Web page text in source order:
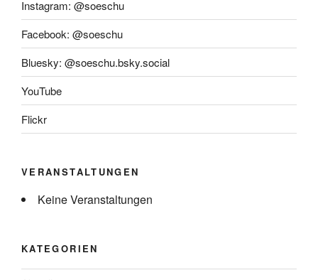
Instagram: @soeschu
Facebook: @soeschu
Bluesky: @soeschu.bsky.social
YouTube
Flickr
VERANSTALTUNGEN
Keine Veranstaltungen
KATEGORIEN